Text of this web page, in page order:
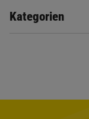
Kategorien